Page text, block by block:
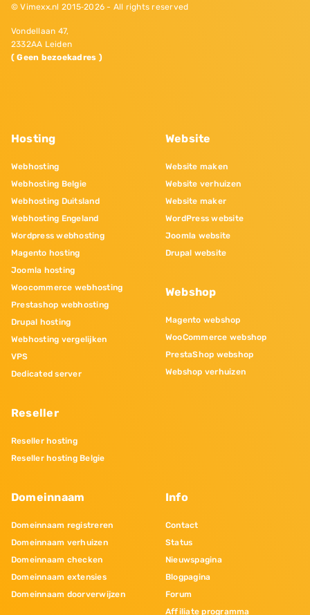
© Vimexx.nl 2015‐2026 - All rights reserved
Vondellaan 47,
2332AA Leiden
( Geen bezoekadres )
Hosting
Webhosting
Webhosting Belgie
Webhosting Duitsland
Webhosting Engeland
Wordpress webhosting
Magento hosting
Joomla hosting
Woocommerce webhosting
Prestashop webhosting
Drupal hosting
Webhosting vergelijken
VPS
Dedicated server
Reseller
Reseller hosting
Reseller hosting Belgie
Website
Website maken
Website verhuizen
Website maker
WordPress website
Joomla website
Drupal website
Webshop
Magento webshop
WooCommerce webshop
PrestaShop webshop
Webshop verhuizen
Domeinnaam
Domeinnaam registreren
Domeinnaam verhuizen
Domeinnaam checken
Domeinnaam extensies
Domeinnaam doorverwijzen
Info
Contact
Status
Nieuwspagina
Blogpagina
Forum
Affiliate programma